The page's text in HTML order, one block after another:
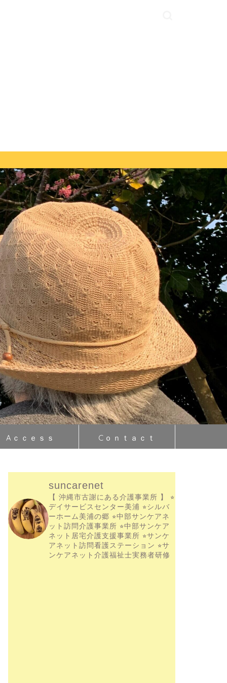
Aｃｃｅｓｓ Cｏｎｔａｃｔ
suncarenet
【 沖縄市古謝にある介護事業所 】
⭐︎
デイサービスセンター美浦 ⭐︎シルバ
ーホーム美浦の郷 ⭐︎中部サンケアネ
ット訪問介護事業所 ⭐︎中部サンケア
ネット居宅介護支援事業所 ⭐︎サンケ
アネット訪問看護ステーション ⭐︎サ
ンケアネット介護福祉士実務者研修